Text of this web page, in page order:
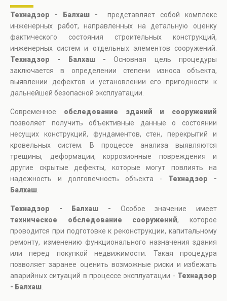
Технадзор - Балхаш - представляет собой комплекс
инженерных работ, направленных на детальную оценку
фактического состояния строительных конструкций,
инженерных систем и отдельных элементов сооружений.
Технадзор - Балхаш -Основная цель процедуры
заключается в определении степени износа объекта,
выявлении дефектов и установлении его пригодности к
дальнейшей безопасной эксплуатации.
Современное обследование зданий и сооружений
позволяет получить объективные данные о состоянии
несущих конструкций, фундаментов, стен, перекрытий и
кровельных систем. В процессе анализа выявляются
трещины, деформации, коррозионные повреждения и
другие скрытые дефекты, которые могут повлиять на
надежность и долговечность объекта - Технадзор -
Балхаш
Технадзор - Балхаш - Особое значение имеет
техническое обследование сооружений, которое
проводится при подготовке к реконструкции, капитальному
ремонту, изменению функционального назначения здания
или перед покупкой недвижимости. Такая процедура
позволяет заранее оценить возможные риски и избежать
аварийных ситуаций в процессе эксплуатации - Технадзор
- Балхаш